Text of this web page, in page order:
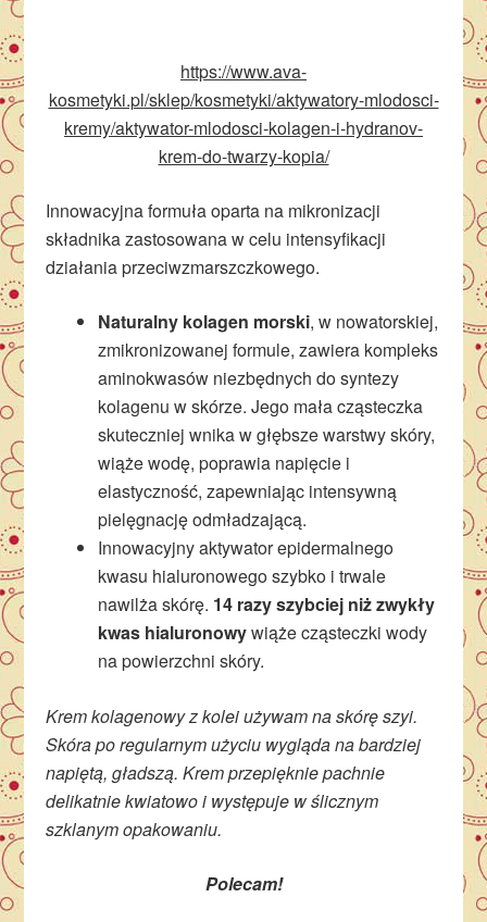
https://www.ava-
kosmetyki.pl/sklep/kosmetyki/aktywatory-mlodosci-
kremy/aktywator-mlodosci-kolagen-i-hydranov-
krem-do-twarzy-kopia/
Innowacyjna formuła oparta na mikronizacji
składnika zastosowana w celu intensyfikacji
działania przeciwzmarszczkowego.
Naturalny kolagen morski, w nowatorskiej,
zmikronizowanej formule, zawiera kompleks
aminokwasów niezbędnych do syntezy
kolagenu w skórze. Jego mała cząsteczka
skuteczniej wnika w głębsze warstwy skóry,
wiąże wodę, poprawia napięcie i
elastyczność, zapewniając intensywną
pielęgnację odmładzającą.
Innowacyjny aktywator epidermalnego
kwasu hialuronowego szybko i trwale
nawilża skórę. 14 razy szybciej niż zwykły
kwas hialuronowywiąże cząsteczki wody
na powierzchni skóry.
Krem kolagenowy z kolei używam na skórę szyi.
Skóra po regularnym użyciu wygląda na bardziej
napiętą, gładszą. Krem przepięknie pachnie
delikatnie kwiatowo i występuje w ślicznym
szklanym opakowaniu.
Polecam!